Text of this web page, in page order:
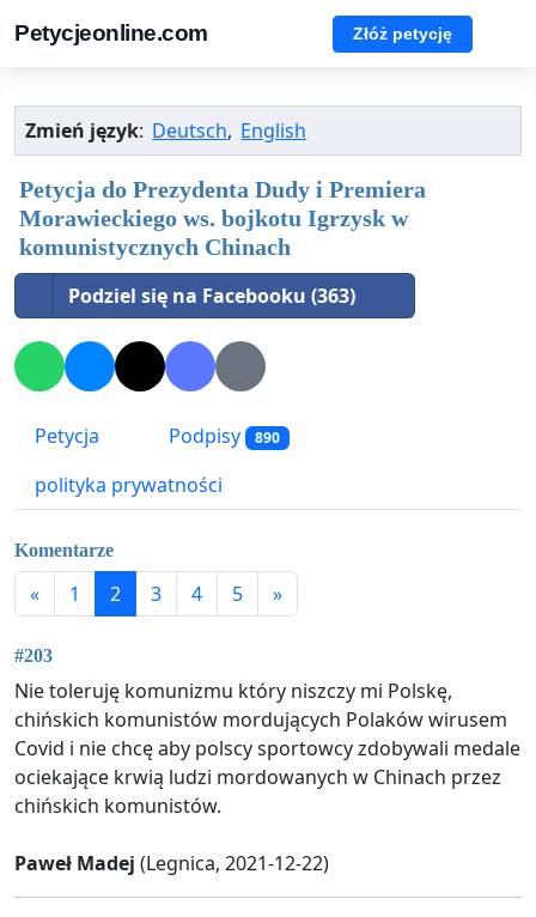
Petycjeonline.com Złóż petycję
Zmień język: Deutsch, English
Petycja do Prezydenta Dudy i Premiera
Morawieckiego ws. bojkotu Igrzysk w
komunistycznych Chinach
Podziel się na Facebooku (363)
Petycja Podpisy 890
polityka prywatności
Komentarze
« 1 2 3 4 5 »
#203
Nie toleruję komunizmu który niszczy mi Polskę,
chińskich komunistów mordujących Polaków wirusem
Covid i nie chcę aby polscy sportowcy zdobywali medale
ociekające krwią ludzi mordowanych w Chinach przez
chińskich komunistów.
Paweł Madej (Legnica, 2021-12-22)